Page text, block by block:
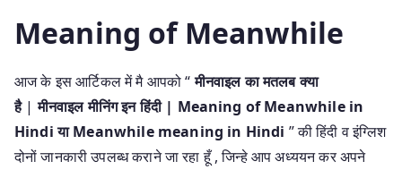
Meaning of Meanwhile
आज के इस आर्टिकल में मै आपको “मीनवाइल का मतलब क्या
है|मीनवाइल मीनिंग इन हिंदी | Meaning of Meanwhile in
Hindi या Meanwhile meaning in Hindi ” की हिंदी व इंग्लिश
दोनों जानकारी उपलब्ध कराने जा रहा हूँ , जिन्हे आप अध्ययन कर अपने